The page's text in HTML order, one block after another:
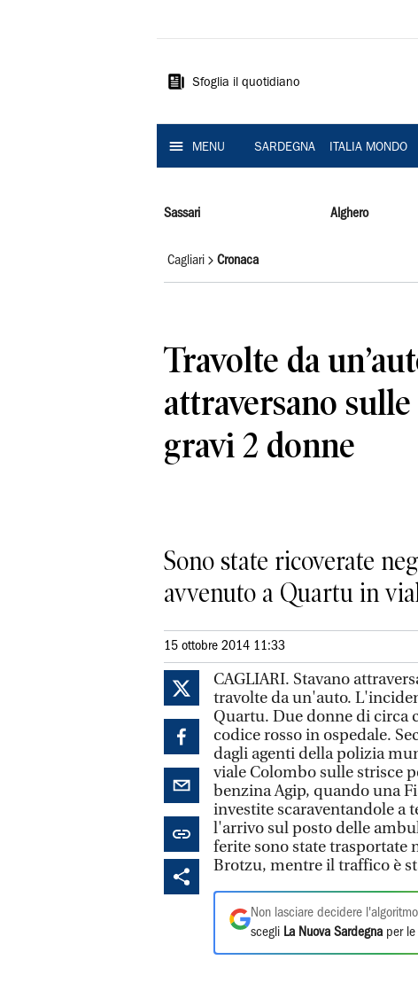
Sardegna
Sfoglia il quotidiano
MENU SARDEGNA ITALIA MONDO
Sassari Alghero
Cagliari Cronaca
Travolte da
attraversano
gravi 2 donne
Sono state ricoverate
avvenuto a Quartu in
15 ottobre 2014 11:33
CAGLIARI. Stavano
travolte da un'auto.
Quartu. Due donne di circa
codice rosso in ospedale.
dagli agenti della polizia
viale Colombo sulle strisce
benzina Agip, quando una
investite scaraventandole a
l'arrivo sul posto delle
ferite sono state trasportate
Brotzu, mentre il traffico è
Non lasciare decidere
scegli La Nuova Sardegna per le